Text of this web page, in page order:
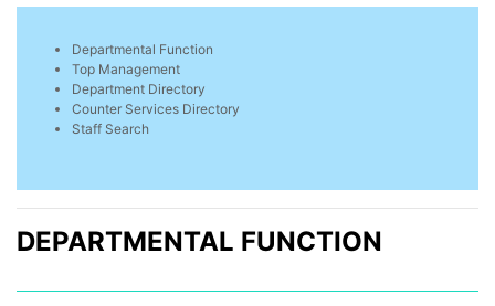
Departmental Function
Top Management
Department Directory
Counter Services Directory
Staff Search
DEPARTMENTAL FUNCTION